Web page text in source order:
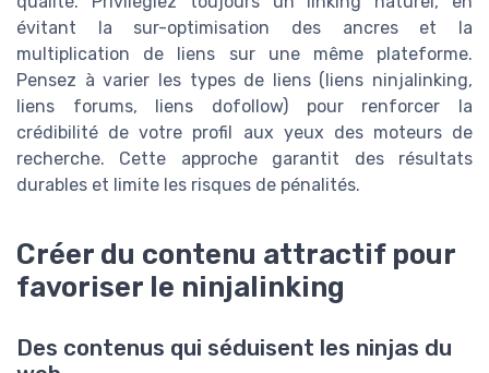
évitant la sur-optimisation des ancres et la
multiplication de liens sur une même plateforme.
Pensez à varier les types de liens (liens ninjalinking,
liens forums, liens dofollow) pour renforcer la
crédibilité de votre profil aux yeux des moteurs de
recherche. Cette approche garantit des résultats
durables et limite les risques de pénalités.
Créer du contenu attractif pour
favoriser le ninjalinking
Des contenus qui séduisent les ninjas du